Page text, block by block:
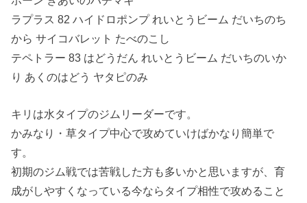
ラプラス 82 ハイドロポンプ れいとうビーム だいちのち
から サイコバレット たべのこし
テペトラー 83 はどうだん れいとうビーム だいちのいか
り あくのはどう ヤタピのみ
キリは水タイプのジムリーダーです。
かみなり・草タイプ中心で攻めていけばかなり簡単で
す。
初期のジム戦では苦戦した方も多いかと思いますが、育
成がしやすくなっている今ならタイプ相性で攻めること